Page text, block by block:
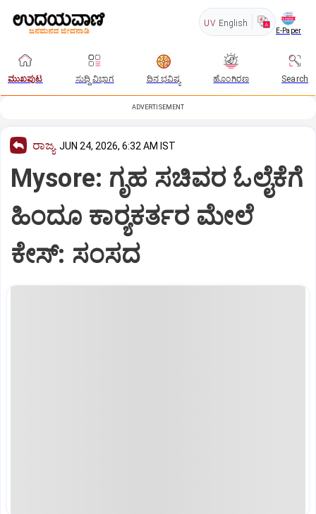
UV English
E-Paper
ಮುಖಪುಟ ಸುದ್ದಿ ವಿಭಾಗ ದಿನ ಭವಿಷ್ಯ ಹೊಂಗಿರಣ Search
ADVERTISEMENT
ರಾಜ್ಯ JUN 24, 2026, 6:32 AM IST
Mysore: ಗೃಹ ಸಚಿವರ ಓಲೈಕೆಗೆ
ಹಿಂದೂ ಕಾರ್‍ಯಕರ್ತರ ಮೇಲೆ
ಕೇಸ್‌: ಸಂಸದ